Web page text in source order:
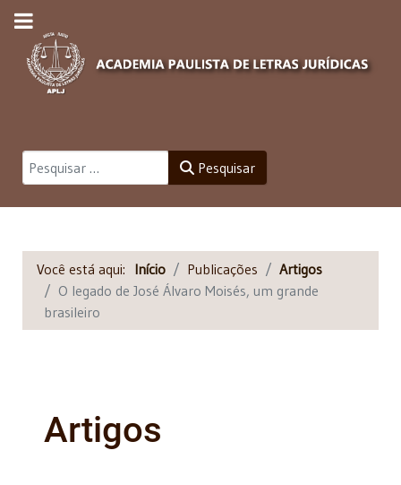
Pesquisar Pesquisar
Você está aqui: Início Publicações
Artigos
O legado de José Álvaro Moisés, um grande
brasileiro
Artigos